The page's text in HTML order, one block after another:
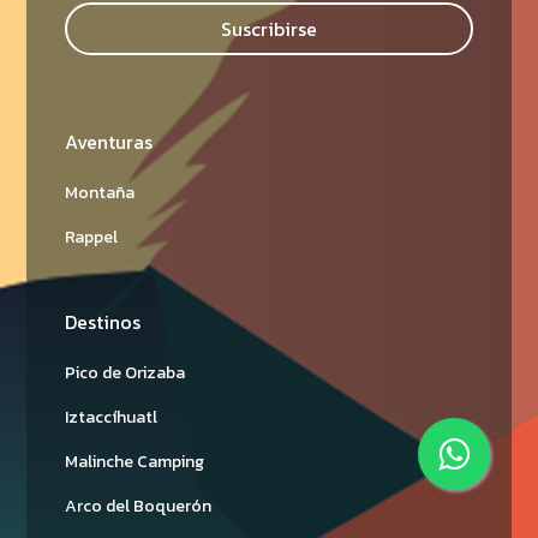
Suscribirse
Aventuras
Montaña
Rappel
Destinos
Pico de Orizaba
Iztaccíhuatl
Malinche Camping
Arco del Boquerón